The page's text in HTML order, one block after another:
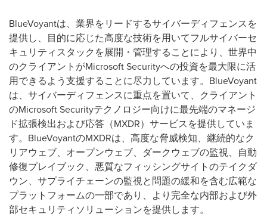
BlueVoyantは、業界をリードするサイバーディフェンスを
提供し、目的に応じた高度な技術を用いてフルサイバーセ
キュリティスタックを展開・管理することにより、世界中
のクライアントがMicrosoft Securityへの投資を最大限に活
用できるよう支援することに尽力しています。BlueVoyant
は、サイバーディフェンスに重点を置いて、クライアント
のMicrosoft Securityテクノロジー向けに最先端のマネージ
ド拡張検出および応答（MXDR）サービスを提供していま
す。BlueVoyantのMXDRは、高度な脅威検知、継続的なク
リアウェブ、オープンウェブ、ダークウェブの監視、自動
修復プレイブック、悪質なフィッシングサイトのテイクダ
ウン、サプライチェーンの監視と問題の緩和を含む広範な
プラットフォームの一部であり、より完全な内部および外
部セキュリティソリューションを提供します。